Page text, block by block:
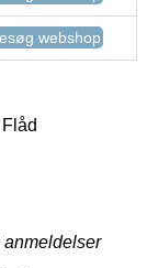
webshop
anmeldelser